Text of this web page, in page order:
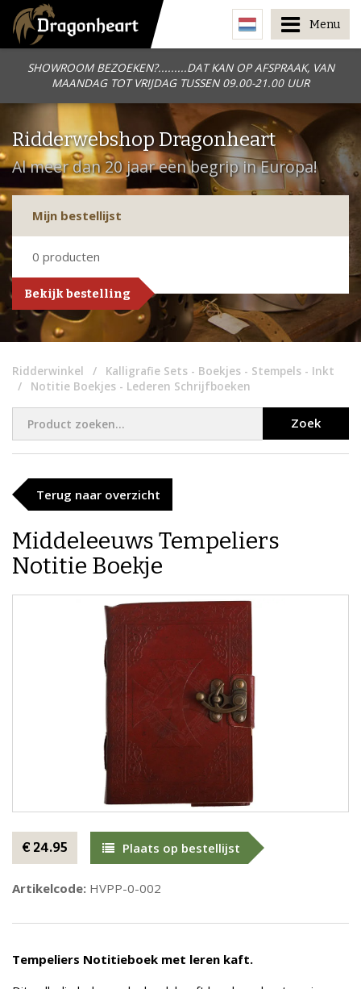
SHOWROOM BEZOEKEN?.........DAT KAN OP AFSPRAAK, VAN
MAANDAG TOT VRIJDAG TUSSEN 09.00-21.00 UUR
Menu
Ridderwebshop Dragonheart
Al meer dan 20 jaar een begrip in Europa!
Mijn bestellijst
0 producten
Bekijk bestelling
Ridderwinkel
Kalligrafie Sets - Boekjes - Stempels - Inkt
Notitie Boekjes - Lederen Schrijfboeken
Zoek
Terug naar overzicht
Middeleeuws Tempeliers
Notitie Boekje
€ 24.95 Plaats op bestellijst
Artikelcode: HVPP-0-002
Tempeliers Notitieboek met leren kaft.